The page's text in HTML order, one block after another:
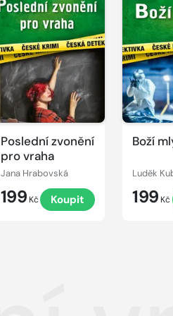
Poslední zvonění
pro vraha
Jana Hrabovská
199 Kč Koupit
Boží
Luděk
199 Kč